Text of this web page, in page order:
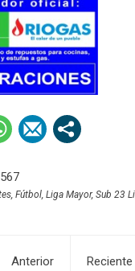
567
Fútbol Liga Mayor, Sub 23
Anterior
Reciente